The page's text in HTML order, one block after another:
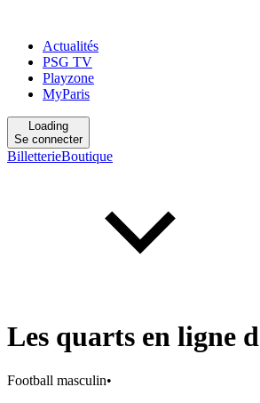
Actualités
PSG TV
Playzone
MyParis
Loading
Se connecter
BilletterieBoutique
Les quarts en ligne
Football masculin•